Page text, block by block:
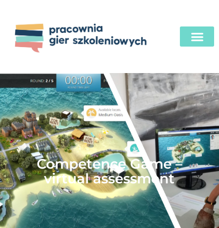
Competence Game –
virtual assessment